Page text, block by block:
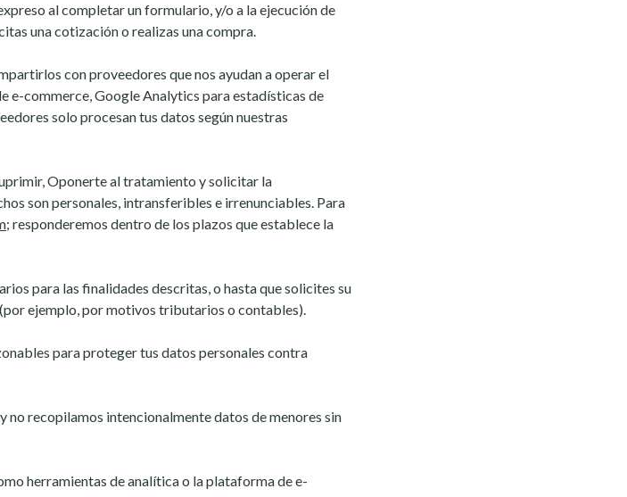
al completar un formulario, y/o a la ejecución de
una cotización o realizas una compra.
con proveedores que nos ayudan a operar el
e-commerce, Google Analytics para estadísticas de
solo procesan tus datos según nuestras
Oponerte al tratamiento y solicitar la
son personales, intransferibles e irrenunciables. Para
; responderemos dentro de los plazos que establece la
para las finalidades descritas, o hasta que solicites su
ejemplo, por motivos tributarios o contables).
para proteger tus datos personales contra
no recopilamos intencionalmente datos de menores sin
herramientas de analítica o la plataforma de e-